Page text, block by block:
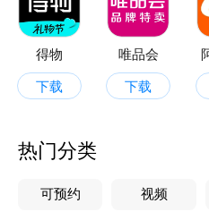
【用户服务】
在线客服：在线客服实时答
售后服务：完备的售后处
得物
下载
唯品会
下载
热门分类
可预约 视频